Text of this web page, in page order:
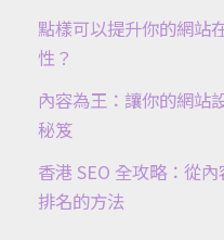
點樣可以提升你的網站
性？
內容為王：讓你的網站
秘笈
香港 SEO 全攻略：從
排名的方法